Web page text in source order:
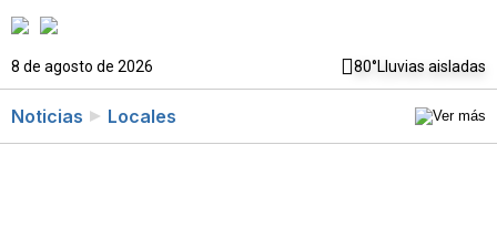
8 de agosto de 2026 80°Lluvias aisladas
Noticias Locales